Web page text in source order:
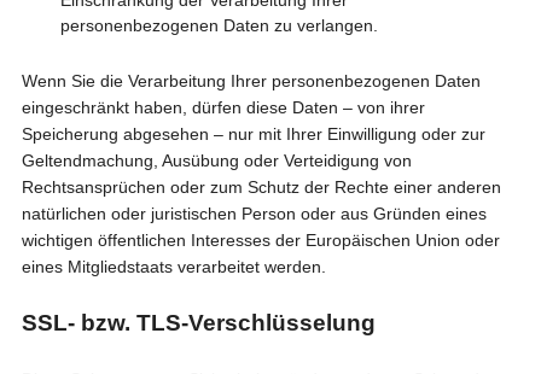
personenbezogenen Daten zu verlangen.
Wenn Sie die Verarbeitung Ihrer personenbezogenen Daten
eingeschränkt haben, dürfen diese Daten – von ihrer
Speicherung abgesehen – nur mit Ihrer Einwilligung oder zur
Geltendmachung, Ausübung oder Verteidigung von
Rechtsansprüchen oder zum Schutz der Rechte einer anderen
natürlichen oder juristischen Person oder aus Gründen eines
wichtigen öffentlichen Interesses der Europäischen Union oder
eines Mitgliedstaats verarbeitet werden.
SSL- bzw. TLS-Verschlüsselung